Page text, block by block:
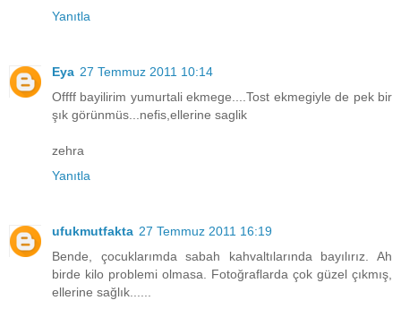
Yanıtla
Eya 27 Temmuz 2011 10:14
Offff bayilirim yumurtali ekmege....Tost ekmegiyle de pek bir
şık görünmüs...nefis,ellerine saglik
zehra
Yanıtla
ufukmutfakta 27 Temmuz 2011 16:19
Bende, çocuklarımda sabah kahvaltılarında bayılırız. Ah
birde kilo problemi olmasa. Fotoğraflarda çok güzel çıkmış,
ellerine sağlık......